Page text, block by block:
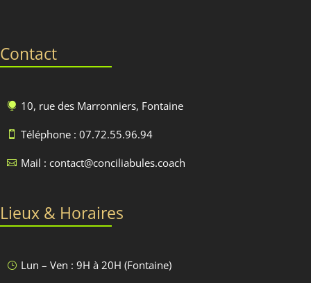
Contact
 10, rue des Marronniers, Fontaine
 Téléphone : 07.72.55.96.94
 Mail : contact@conciliabules.coach
Lieux & Horaires
} Lun – Ven : 9H à 20H (Fontaine)